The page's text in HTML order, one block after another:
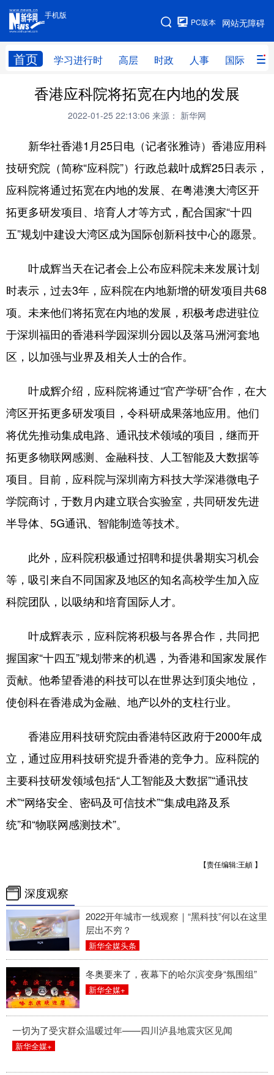
手机版
网站无障碍
PC版本
首页 学习进行时 高层 时政 人事 国际 财
手机版
网站地图
学习进行时 高层 时政 人事
财经 网评
台湾 思客智库 全球连线 教育
科技 科创 量子 体育
文化 书画 健康 军事
访谈 视频 图片 政务
食品 人居 信息化 数字经济
学术中国 乡村振兴 银龄 溯源中国
彩票 娱乐 时尚
文化产业
地方频道
北京 天津 河北 山西
辽宁 吉林 上海 江苏
浙江 安徽 福建
山东 河南 湖北 湖南
广东 广西 海南 重庆
四川 贵州 云南
陕西 甘肃 青海 宁夏
新疆 内蒙古 黑龙江
多语种频道
English Español Français عربى
Русский язык 日本語 한국어
Deutsch Português
香港应科院将拓宽在内地的发展
2022-01-25 22:13:06 来源： 新华网
新华社香港1月25日电（记者张雅诗）香港应用科
技研究院（简称“应科院”）行政总裁叶成辉25日表示，
应科院将通过拓宽在内地的发展、在粤港澳大湾区开
拓更多研发项目、培育人才等方式，配合国家“十四
五”规划中建设大湾区成为国际创新科技中心的愿景。
叶成辉当天在记者会上公布应科院未来发展计划
时表示，过去3年，应科院在内地新增的研发项目共68
项。未来他们将拓宽在内地的发展，积极考虑进驻位
于深圳福田的香港科学园深圳分园以及落马洲河套地
区，以加强与业界及相关人士的合作。
叶成辉介绍，应科院将通过“官产学研”合作，在大
湾区开拓更多研发项目，令科研成果落地应用。他们
将优先推动集成电路、通讯技术领域的项目，继而开
拓更多物联网感测、金融科技、人工智能及大数据等
项目。目前，应科院与深圳南方科技大学深港微电子
学院商讨，于数月内建立联合实验室，共同研发先进
半导体、5G通讯、智能制造等技术。
此外，应科院积极通过招聘和提供暑期实习机会
等，吸引来自不同国家及地区的知名高校学生加入应
科院团队，以吸纳和培育国际人才。
叶成辉表示，应科院将积极与各界合作，共同把
握国家“十四五”规划带来的机遇，为香港和国家发展作
贡献。他希望香港的科技可以在世界达到顶尖地位，
使创科在香港成为金融、地产以外的支柱行业。
香港应用科技研究院由香港特区政府于2000年成
立，通过应用科技研究提升香港的竞争力。应科院的
主要科技研发领域包括“人工智能及大数据”“通讯技
术”“网络安全、密码及可信技术”“集成电路及系
统”和“物联网感测技术”。
【责任编辑:王頔 】
深度观察
2022开年城市一线观察｜“黑科技”何以在这里
层出不穷？
新华全媒头条
冬奥要来了，夜幕下的哈尔滨变身“氛围组”
新华全媒+
一切为了受灾群众温暖过年——四川泸县地震灾区见闻
新华全媒+